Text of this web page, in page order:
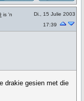
is 'n
Di., 15 Julie 2003
17:39
drakie gesien met die